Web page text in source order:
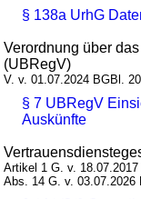
§ 138a UrhG
Verordnung über
(UBRegV)
V. v. 01.07.2024 BGBl.
§ 7 UBRegV
Auskünfte
Artikel 1 G. v.
Abs. 14 G. v. 03.07.2026